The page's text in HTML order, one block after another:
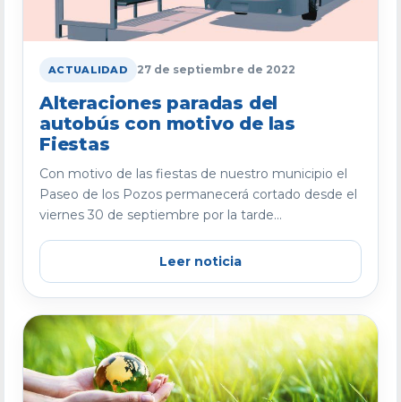
ACTUALIDAD 27 de septiembre de 2022
Alteraciones paradas del
autobús con motivo de las
Fiestas
Con motivo de las fiestas de nuestro municipio el
Paseo de los Pozos permanecerá cortado desde el
viernes 30 de septiembre por la tarde...
Leer noticia